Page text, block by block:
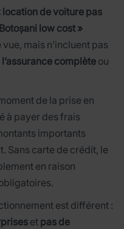
location de voiture pas
low cost »
mais n’incluent pas
l’assurance complète ou
de la prise en
à payer des frais
importants
Sans carte de crédit, le
en raison
est différent :
et pas de